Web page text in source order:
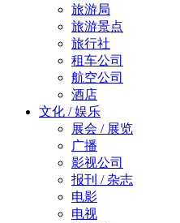
旅游局
旅游景点
旅行社
租车公司
航空公司
酒店
文化 / 娱乐
展会 / 展览
广播
影视公司
报刊 / 杂志
电影
电视